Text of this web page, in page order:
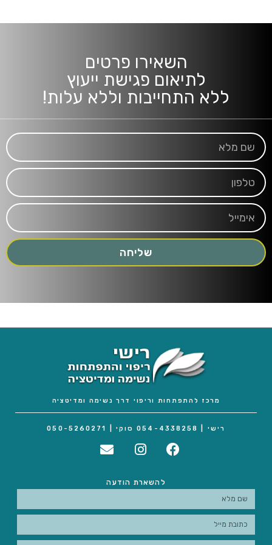
השאירו פרטים
לתיאום פגישת ייעוץ
ללא התחייבות וללא עלות!
שליחה
מרכז להתפתחות וריפוי דרך נשימה ומדיטציה
רישי | 054-4338258 סוקי | 050-5260271
להשארת הודעה